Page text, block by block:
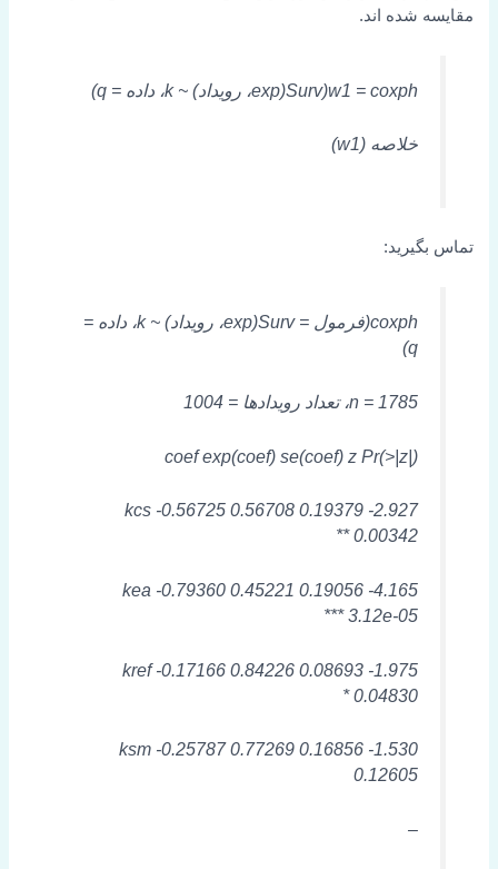
مقایسه شده اند.
w1 = coxph(Surv(exp، رویداد) ~ k، داده = q)
خلاصه (w1)
تماس بگیرید:
coxph(فرمول = Surv(exp، رویداد) ~ k، داده =
q)
n = 1785، تعداد رویدادها = 1004
coef exp(coef) se(coef) z Pr(>|z|)
kcs -0.56725 0.56708 0.19379 -2.927
0.00342 **
kea -0.79360 0.45221 0.19056 -4.165
3.12e-05 ***
kref -0.17166 0.84226 0.08693 -1.975
0.04830 *
ksm -0.25787 0.77269 0.16856 -1.530
0.12605
–